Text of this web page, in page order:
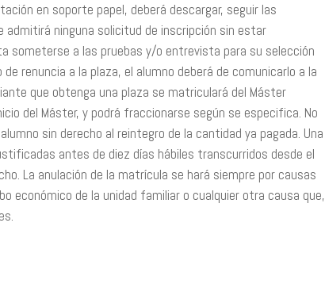
en soporte papel, deberá descargar, seguir las
admitirá ninguna solicitud de inscripción sin estar
someterse a las pruebas y/o entrevista para su selección
renuncia a la plaza, el alumno deberá de comunicarlo a la
que obtenga una plaza se matriculará del Máster
del Máster, y podrá fraccionarse según se especifica. No
sin derecho al reintegro de la cantidad ya pagada. Una
antes de diez días hábiles transcurridos desde el
La anulación de la matrícula se hará siempre por causas
de la unidad familiar o cualquier otra causa que,